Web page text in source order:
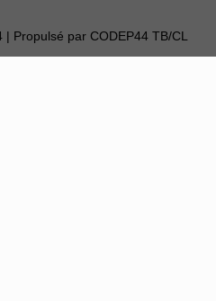
Propulsé par CODEP44 TB/CL